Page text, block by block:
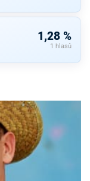
1,28 %
1 hlasů